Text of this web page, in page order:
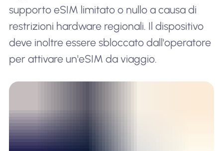
supporto eSIM limitato o nullo a causa di
restrizioni hardware regionali. Il dispositivo
deve inoltre essere sbloccato dall'operatore
per attivare un'eSIM da viaggio.